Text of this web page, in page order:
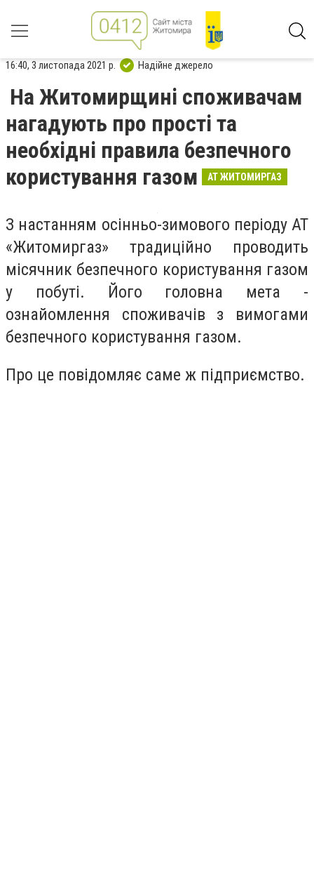
16:40, 3 листопада 2021 р. Надійне джерело
На Житомирщині споживачам
нагадують про прості та
необхідні правила безпечного
користування газом
АТ ЖИТОМИРГАЗ
З настанням осінньо-зимового періоду АТ
«Житомиргаз» традиційно проводить
місячник безпечного користування газом
у побуті. Його головна мета -
ознайомлення споживачів з вимогами
безпечного користування газом.
Про це повідомляє саме ж підприємство.